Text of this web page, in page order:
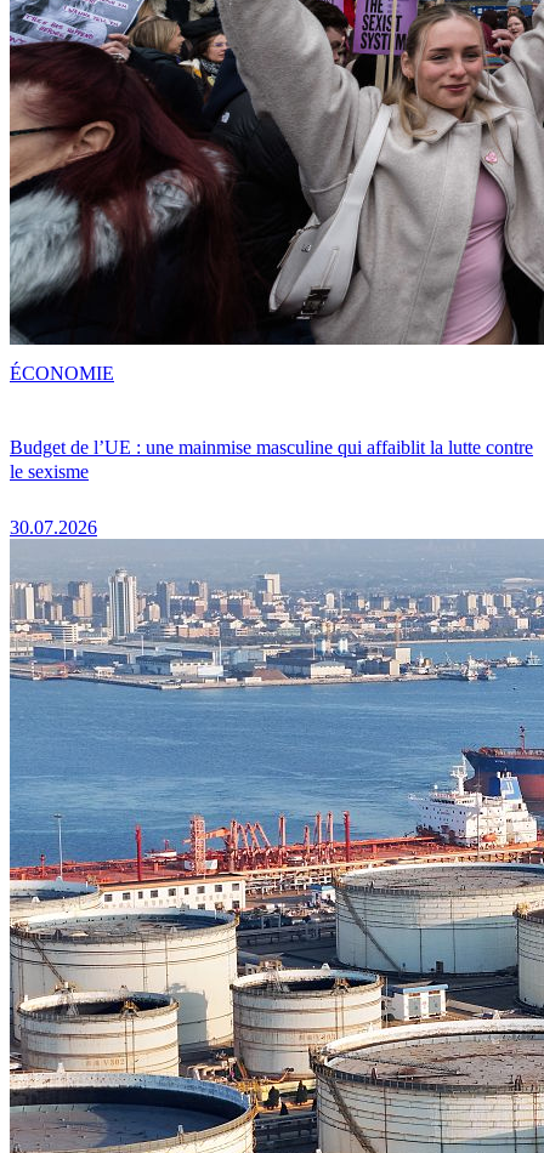
Budget de l’UE : une mainmise masculine qui affaiblit la lutte contre
le sexisme
30.07.2026
ÉCONOMIE